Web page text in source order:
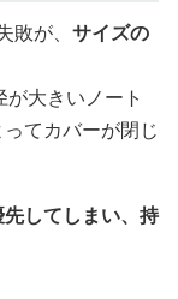
が、 サイズの
が大きいノート
てカバーが閉じ
してしまい、持